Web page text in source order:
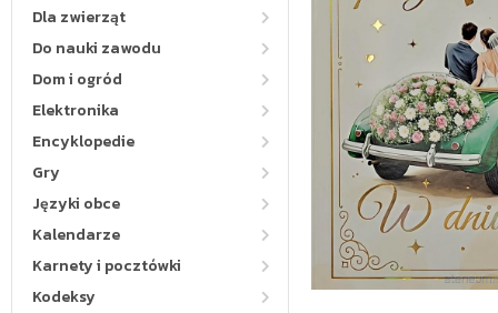
Dla zwierząt
Do nauki zawodu
Dom i ogród
Elektronika
Encyklopedie
Gry
Języki obce
Kalendarze
Karnety i pocztówki
Kodeksy